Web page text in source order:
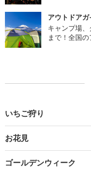
アウトドアガ
キャンプ場
まで！全国
いちご狩り
お花見
ゴールデンウィーク